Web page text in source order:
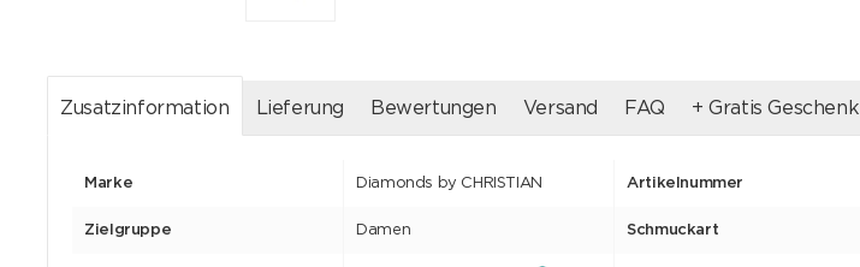
Zusatzinformation Lieferung Bewertungen Versand FAQ + Gratis Geschenk
Marke Diamonds by CHRISTIAN Artikelnummer
Zielgruppe Damen Schmuckart